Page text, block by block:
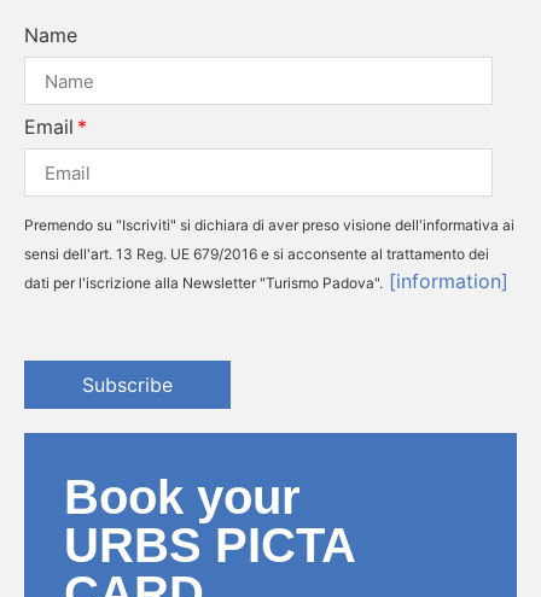
Name
Email
Premendo su "Iscriviti" si dichiara di aver preso visione dell'informativa ai
sensi dell'art. 13 Reg. UE 679/2016 e si acconsente al trattamento dei
dati per l'iscrizione alla Newsletter "Turismo Padova". [information]
Subscribe
Book your
URBS PICTA